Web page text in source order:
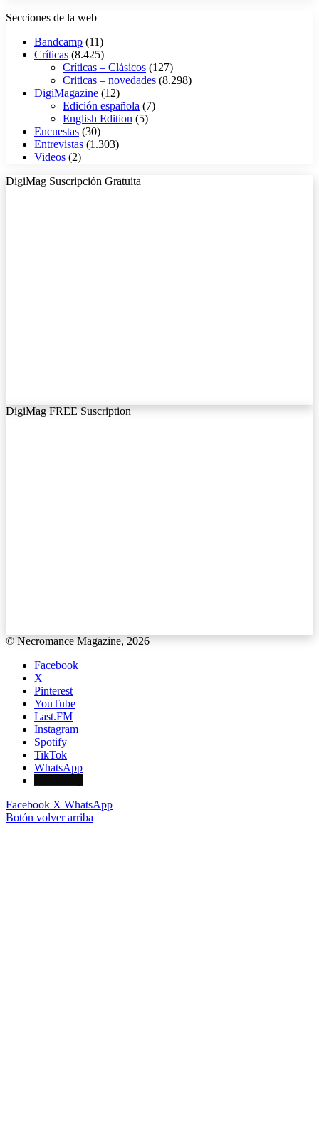
Secciones de la web
Bandcamp (11)
Críticas (8.425)
Críticas – Clásicos (127)
Criticas – novedades (8.298)
DigiMagazine (12)
Edición española (7)
English Edition (5)
Encuestas (30)
Entrevistas (1.303)
Videos (2)
DigiMag Suscripción Gratuita
DigiMag FREE Suscription
© Necromance Magazine, 2026
Facebook
X
Pinterest
YouTube
Last.FM
Instagram
Spotify
TikTok
WhatsApp
Facebook X WhatsApp
Botón volver arriba